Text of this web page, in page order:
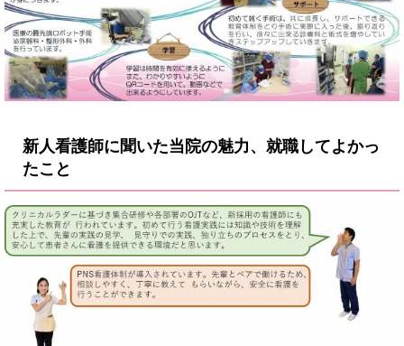
新人看護師に聞いた当院の魅力、就職してよかっ
たこと